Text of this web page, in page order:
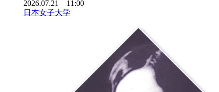
2026.07.21 11:00
日本女子大学